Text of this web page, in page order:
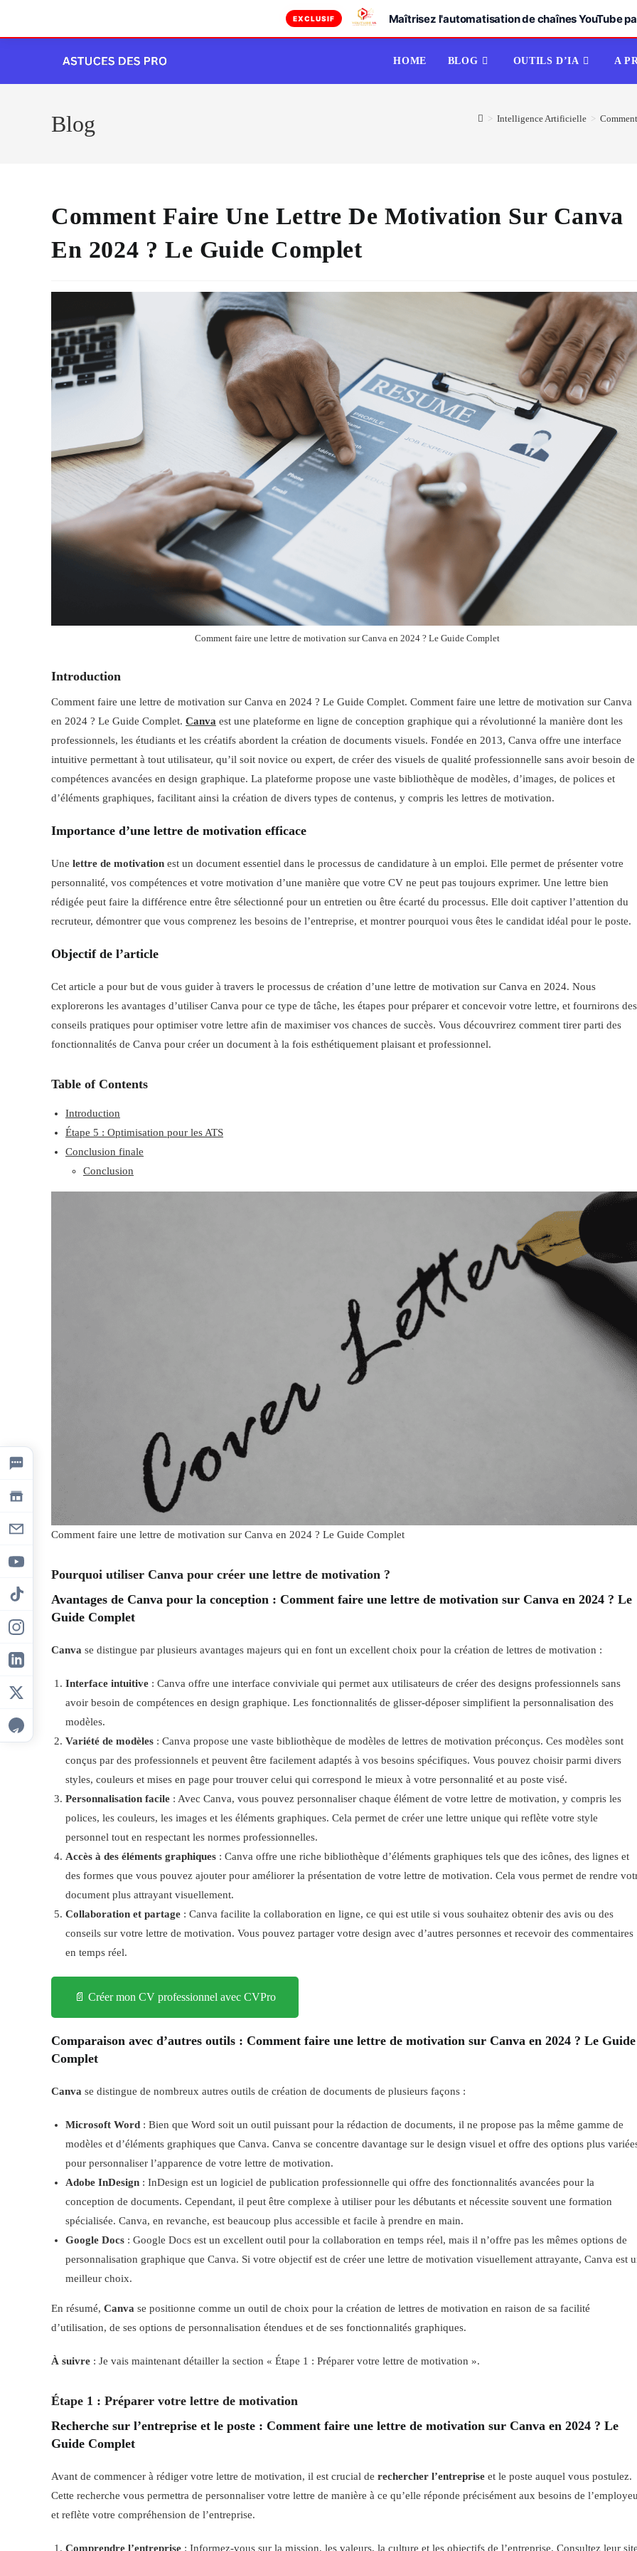
EXCLUSIF Maîtrisez l'automatisation de chaînes YouTube
content
HOME BLOG OUTILS D’IA A
Blog > Intelligence Artificielle >
Comment Faire Une Lettre De Motivation Sur Canva
En 2024 ? Le Guide Complet
Comment faire une lettre de motivation sur Canva en 2024 ? Le Guide Complet
Introduction
Comment faire une lettre de motivation sur Canva en 2024 ? Le Guide Complet. Comment faire une lettre de motivation sur Canva
en 2024 ? Le Guide Complet. Canva est une plateforme en ligne de conception graphique qui a révolutionné la manière dont les
professionnels, les étudiants et les créatifs abordent la création de documents visuels. Fondée en 2013, Canva offre une interface
intuitive permettant à tout utilisateur, qu’il soit novice ou expert, de créer des visuels de qualité professionnelle sans avoir besoin de
compétences avancées en design graphique. La plateforme propose une vaste bibliothèque de modèles, d’images, de polices et
d’éléments graphiques, facilitant ainsi la création de divers types de contenus, y compris les lettres de motivation.
Importance d’une lettre de motivation efficace
Une lettre de motivation est un document essentiel dans le processus de candidature à un emploi. Elle permet de présenter votre
personnalité, vos compétences et votre motivation d’une manière que votre CV ne peut pas toujours exprimer. Une lettre bien
rédigée peut faire la différence entre être sélectionné pour un entretien ou être écarté du processus. Elle doit captiver l’attention du
recruteur, démontrer que vous comprenez les besoins de l’entreprise, et montrer pourquoi vous êtes le candidat idéal pour le poste.
Objectif de l’article
Cet article a pour but de vous guider à travers le processus de création d’une lettre de motivation sur Canva en 2024. Nous
explorerons les avantages d’utiliser Canva pour ce type de tâche, les étapes pour préparer et concevoir votre lettre, et fournirons des
conseils pratiques pour optimiser votre lettre afin de maximiser vos chances de succès. Vous découvrirez comment tirer parti des
fonctionnalités de Canva pour créer un document à la fois esthétiquement plaisant et professionnel.
Table of Contents
Introduction
Étape 5 : Optimisation pour les ATS
Conclusion finale
Conclusion
Comment faire une lettre de motivation sur Canva en 2024 ? Le Guide Complet
Pourquoi utiliser Canva pour créer une lettre de motivation ?
Avantages de Canva pour la conception : Comment faire une lettre de motivation sur Canva en 2024 ? Le
Guide Complet
Canva se distingue par plusieurs avantages majeurs qui en font un excellent choix pour la création de lettres de motivation :
Interface intuitive : Canva offre une interface conviviale qui permet aux utilisateurs de créer des designs professionnels sans
avoir besoin de compétences en design graphique. Les fonctionnalités de glisser-déposer simplifient la personnalisation des
modèles.
Variété de modèles : Canva propose une vaste bibliothèque de modèles de lettres de motivation préconçus. Ces modèles sont
conçus par des professionnels et peuvent être facilement adaptés à vos besoins spécifiques. Vous pouvez choisir parmi divers
styles, couleurs et mises en page pour trouver celui qui correspond le mieux à votre personnalité et au poste visé.
Personnalisation facile : Avec Canva, vous pouvez personnaliser chaque élément de votre lettre de motivation, y compris les
polices, les couleurs, les images et les éléments graphiques. Cela permet de créer une lettre unique qui reflète votre style
personnel tout en respectant les normes professionnelles.
Accès à des éléments graphiques : Canva offre une riche bibliothèque d’éléments graphiques tels que des icônes, des lignes et
des formes que vous pouvez ajouter pour améliorer la présentation de votre lettre de motivation. Cela vous permet de rendre
document plus attrayant visuellement.
Collaboration et partage : Canva facilite la collaboration en ligne, ce qui est utile si vous souhaitez obtenir des avis ou des
conseils sur votre lettre de motivation. Vous pouvez partager votre design avec d’autres personnes et recevoir des commentaires
en temps réel.
📄 Créer mon CV professionnel avec CVPro
Comparaison avec d’autres outils : Comment faire une lettre de motivation sur Canva en 2024 ? Le Guide
Complet
Canva se distingue de nombreux autres outils de création de documents de plusieurs façons :
Microsoft Word : Bien que Word soit un outil puissant pour la rédaction de documents, il ne propose pas la même gamme de
modèles et d’éléments graphiques que Canva. Canva se concentre davantage sur le design visuel et offre des options plus
pour personnaliser l’apparence de votre lettre de motivation.
Adobe InDesign : InDesign est un logiciel de publication professionnelle qui offre des fonctionnalités avancées pour la
conception de documents. Cependant, il peut être complexe à utiliser pour les débutants et nécessite souvent une formation
spécialisée. Canva, en revanche, est beaucoup plus accessible et facile à prendre en main.
Google Docs : Google Docs est un excellent outil pour la collaboration en temps réel, mais il n’offre pas les mêmes options de
personnalisation graphique que Canva. Si votre objectif est de créer une lettre de motivation visuellement attrayante, Canva est
meilleur choix.
En résumé, Canva se positionne comme un outil de choix pour la création de lettres de motivation en raison de sa facilité
d’utilisation, de ses options de personnalisation étendues et de ses fonctionnalités graphiques.
À suivre : Je vais maintenant détailler la section « Étape 1 : Préparer votre lettre de motivation ».
Étape 1 : Préparer votre lettre de motivation
Recherche sur l’entreprise et le poste : Comment faire une lettre de motivation sur Canva en 2024 ? Le
Guide Complet
Avant de commencer à rédiger votre lettre de motivation, il est crucial de rechercher l’entreprise et le poste auquel vous postulez.
Cette recherche vous permettra de personnaliser votre lettre de manière à ce qu’elle réponde précisément aux besoins de
et reflète votre compréhension de l’entreprise.
Comprendre l’entreprise : Informez-vous sur la mission, les valeurs, la culture et les objectifs de l’entreprise. Consultez leur